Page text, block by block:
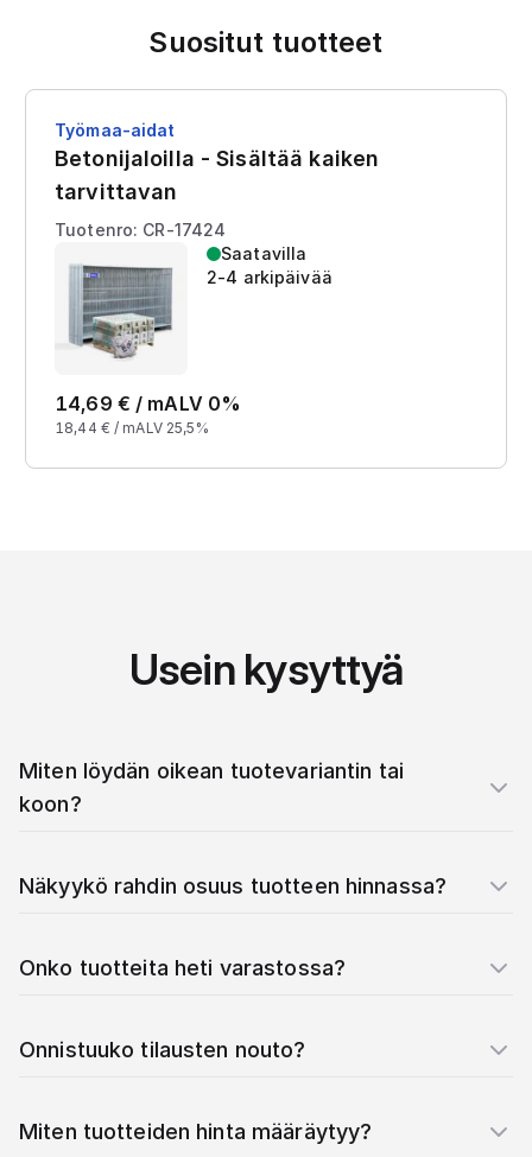
Suositut tuotteet
Työmaa-aidat
Betonijaloilla - Sisältää kaiken
tarvittavan
Tuotenro: CR-17424
Saatavilla
2-4 arkipäivää
14,69 € / mALV 0%
18,44 € / mALV 25,5%
Usein kysyttyä
Miten löydän oikean tuotevariantin tai
koon?
Näkyykö rahdin osuus tuotteen hinnassa?
Onko tuotteita heti varastossa?
Onnistuuko tilausten nouto?
Miten tuotteiden hinta määräytyy?